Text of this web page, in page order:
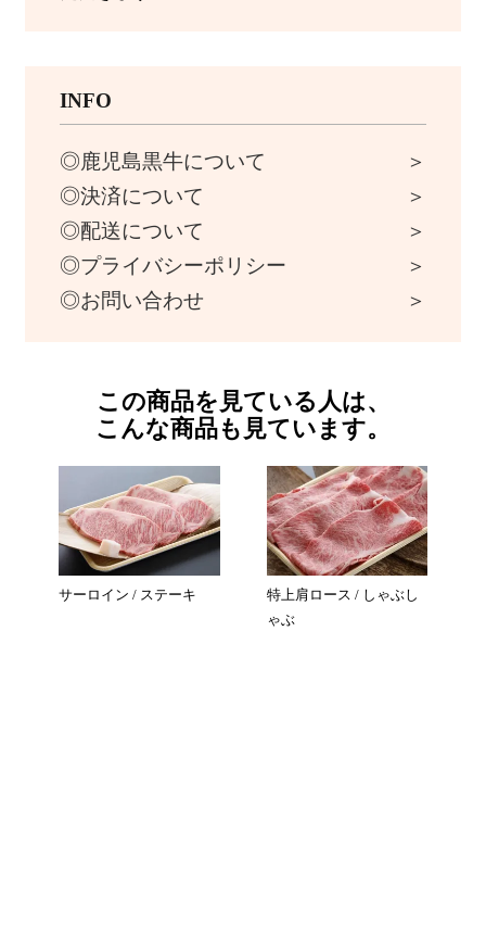
INFO
鹿児島黒牛について
決済について
配送について
プライバシーポリシー
お問い合わせ
この商品を見ている人は、
こんな商品も見ています。
サーロイン / ステーキ
特上肩ロース / しゃぶし
ゃぶ